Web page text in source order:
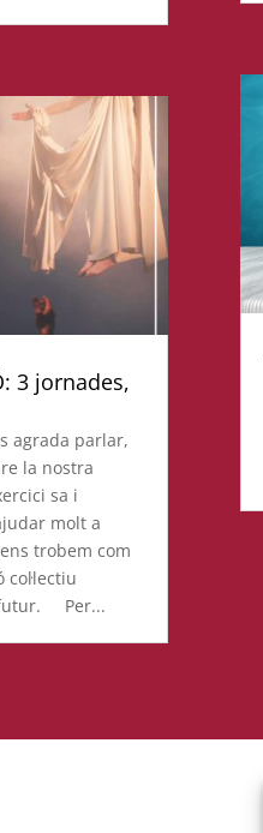
3 jornades,
agrada parlar,
la nostra
sa i
molt a
trobem com
futur. Per...